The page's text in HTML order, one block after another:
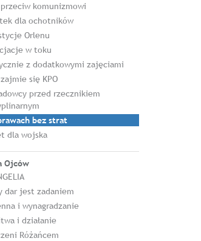
komunizmowi
dla ochotników
Orlenu
w toku
z dodatkowymi zajęciami
się KPO
przed rzecznikiem
bez strat
dla wojska
Ojców
dar jest zadaniem
i wynagradzanie
i działanie
Różańcem